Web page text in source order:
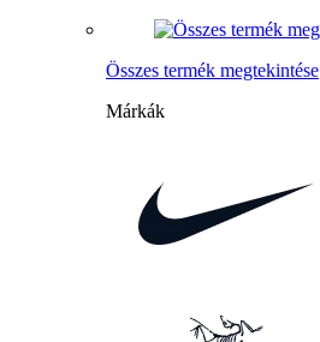
Összes termék megtekintése
Márkák